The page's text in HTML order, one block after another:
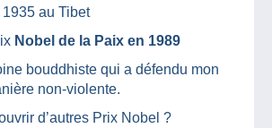
au Tibet
Nobel de la Paix en 1989
bouddhiste qui a défendu mon
non-violente.
d’autres Prix Nobel ?